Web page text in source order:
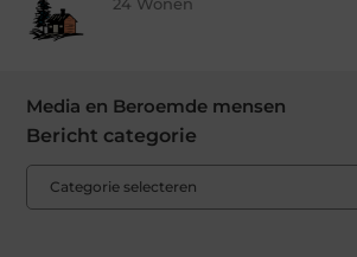
24 Wonen
Media en Beroemde mensen
Bericht categorie